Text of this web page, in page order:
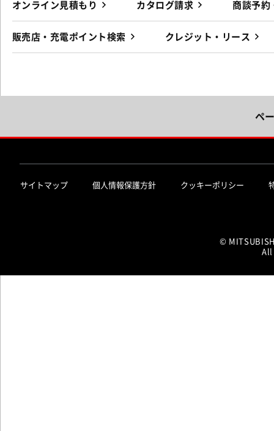
オンライン見積もり カタログ請求 商談予約
販売店・充電ポイント検索 クレジット・リース
ペ
サイトマップ 個人情報保護方針 クッキーポリシー
©
All